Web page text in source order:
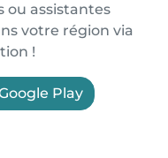
ou assistantes
votre région via
!
Play